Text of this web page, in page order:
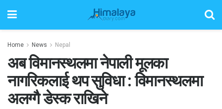
Home News Nepal
अब विमानस्थलमा नेपाली मूलका
नागरिकलाई थप सुविधा : विमानस्थलमा
अलग्गै डेस्क राखिने